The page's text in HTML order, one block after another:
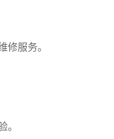
修服务。
。